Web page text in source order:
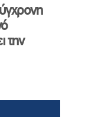
την